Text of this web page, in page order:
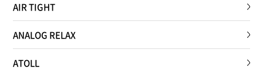
AIR TIGHT
ANALOG RELAX
ATOLL